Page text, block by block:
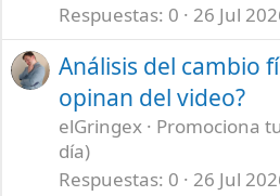
Respuestas 0 26 Jul
Análisis del cambio
opinan del video?
elGringex
Promociona
día)
Respuestas 0 26 Jul